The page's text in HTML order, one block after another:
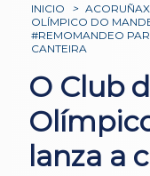
INICIO >
OLÍMPICO DO
#REMOMANDEO
CANTEIRA
O Club
lanza a